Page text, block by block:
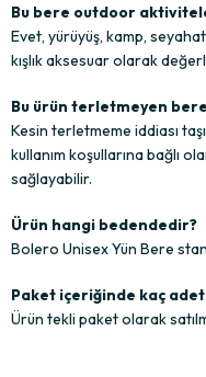
Bu bere outdoor
Evet, yürüyüş, kamp,
kışlık aksesuar olarak
Bu ürün terletmeyen
Kesin terletmeme iddiası
kullanım koşullarına bağlı
sağlayabilir.
Ürün hangi bedendedir?
Bolero Unisex Yün Bere
Paket içeriğinde kaç
Ürün tekli paket olarak